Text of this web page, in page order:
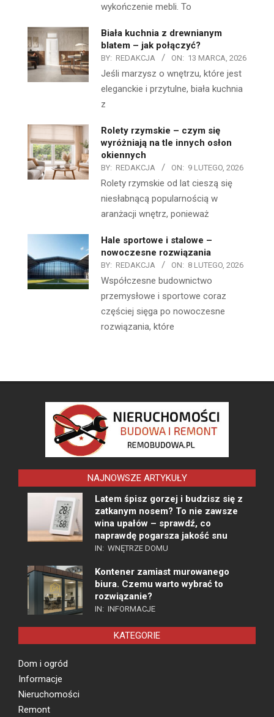
wykończenie mebli. To
Biała kuchnia z drewnianym
blatem – jak połączyć?
BY: REDAKCJA ON: 13 MARCA, 2026
Jeśli marzysz o wnętrzu, które jest
eleganckie i przytulne, biała kuchnia
z
Rolety rzymskie – czym się
wyróżniają na tle innych osłon
okiennych
BY: REDAKCJA ON: 9 LUTEGO, 2026
Rolety rzymskie od lat cieszą się
niesłabnącą popularnością w
aranżacji wnętrz, ponieważ
Hale sportowe i stalowe –
nowoczesne rozwiązania
BY: REDAKCJA ON: 8 LUTEGO, 2026
Współczesne budownictwo
przemysłowe i sportowe coraz
częściej sięga po nowoczesne
rozwiązania, które
NAJNOWSZE ARTYKUŁY
Latem śpisz gorzej i budzisz się z
zatkanym nosem? To nie zawsze
wina upałów – sprawdź, co
naprawdę pogarsza jakość snu
IN: WNĘTRZE DOMU
Kontener zamiast murowanego
biura. Czemu warto wybrać to
rozwiązanie?
IN: INFORMACJE
KATEGORIE
Dom i ogród
Informacje
Nieruchomości
Remont